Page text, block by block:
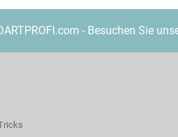
- Besuchen Sie